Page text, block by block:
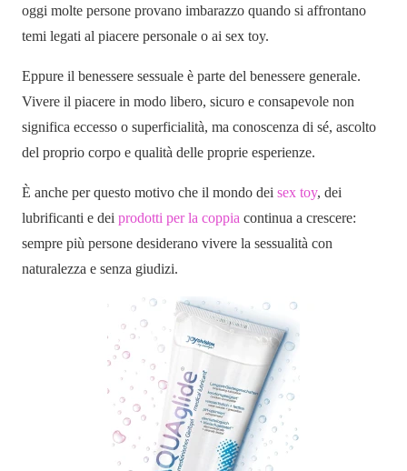
oggi molte persone provano imbarazzo quando si affrontano
temi legati al piacere personale o ai sex toy.
Eppure il benessere sessuale è parte del benessere generale.
Vivere il piacere in modo libero, sicuro e consapevole non
significa eccesso o superficialità, ma conoscenza di sé, ascolto
del proprio corpo e qualità delle proprie esperienze.
È anche per questo motivo che il mondo dei sex toy, dei
lubrificanti e dei prodotti per la coppia continua a crescere:
sempre più persone desiderano vivere la sessualità con
naturalezza e senza giudizi.